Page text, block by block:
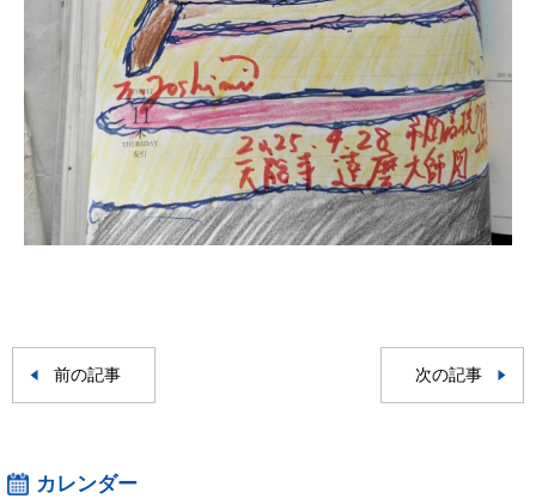
前の記事 次の記事
カレンダー